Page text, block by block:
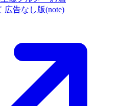
広告なし版(note)